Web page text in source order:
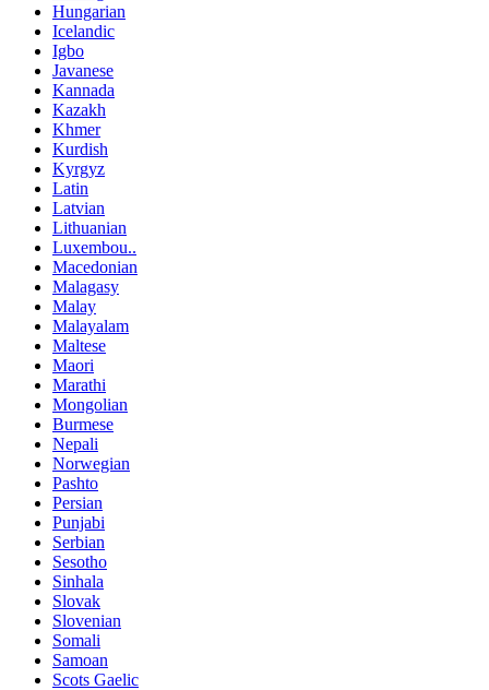
Hungarian
Icelandic
Igbo
Javanese
Kannada
Kazakh
Khmer
Kurdish
Kyrgyz
Latin
Latvian
Lithuanian
Luxembou..
Macedonian
Malagasy
Malay
Malayalam
Maltese
Maori
Marathi
Mongolian
Burmese
Nepali
Norwegian
Pashto
Persian
Punjabi
Serbian
Sesotho
Sinhala
Slovak
Slovenian
Somali
Samoan
Scots Gaelic